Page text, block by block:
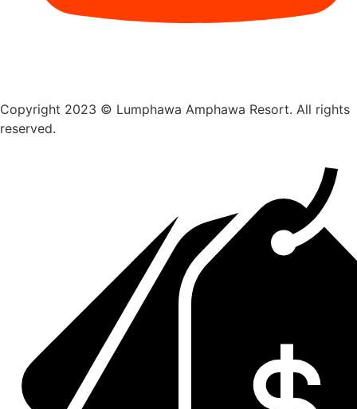
Copyright 2023 © Lumphawa Amphawa Resort. All rights
reserved.